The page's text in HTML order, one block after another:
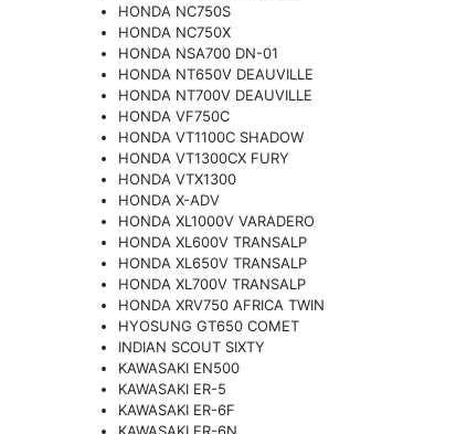
HONDA NC750S
HONDA NC750X
HONDA NSA700 DN-01
HONDA NT650V DEAUVILLE
HONDA NT700V DEAUVILLE
HONDA VF750C
HONDA VT1100C SHADOW
HONDA VT1300CX FURY
HONDA VTX1300
HONDA X-ADV
HONDA XL1000V VARADERO
HONDA XL600V TRANSALP
HONDA XL650V TRANSALP
HONDA XL700V TRANSALP
HONDA XRV750 AFRICA TWIN
HYOSUNG GT650 COMET
INDIAN SCOUT SIXTY
KAWASAKI EN500
KAWASAKI ER-5
KAWASAKI ER-6F
KAWASAKI ER-6N